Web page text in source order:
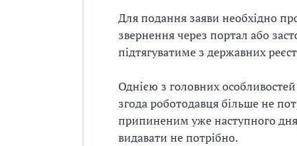
Для подання заяви необхідно
звернення через портал або
підтягуватиме з державних
Однією з головних
згода роботодавця більше не
припиненим уже наступного дня
видавати не потрібно.